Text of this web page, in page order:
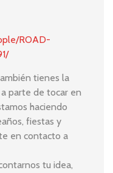
ROAD-
tienes la
parte de tocar en
haciendo
fiestas y
en contacto a
tu idea,